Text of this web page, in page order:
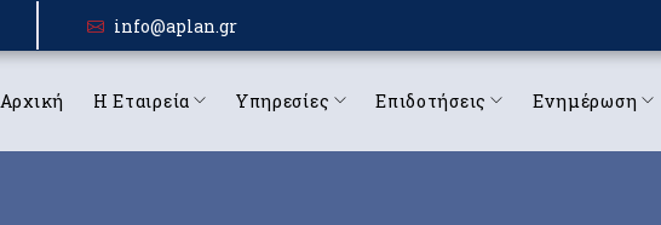
info@aplan.gr
Αρχική Η Εταιρεία Υπηρεσίες Επιδοτήσεις Ενημέρωση